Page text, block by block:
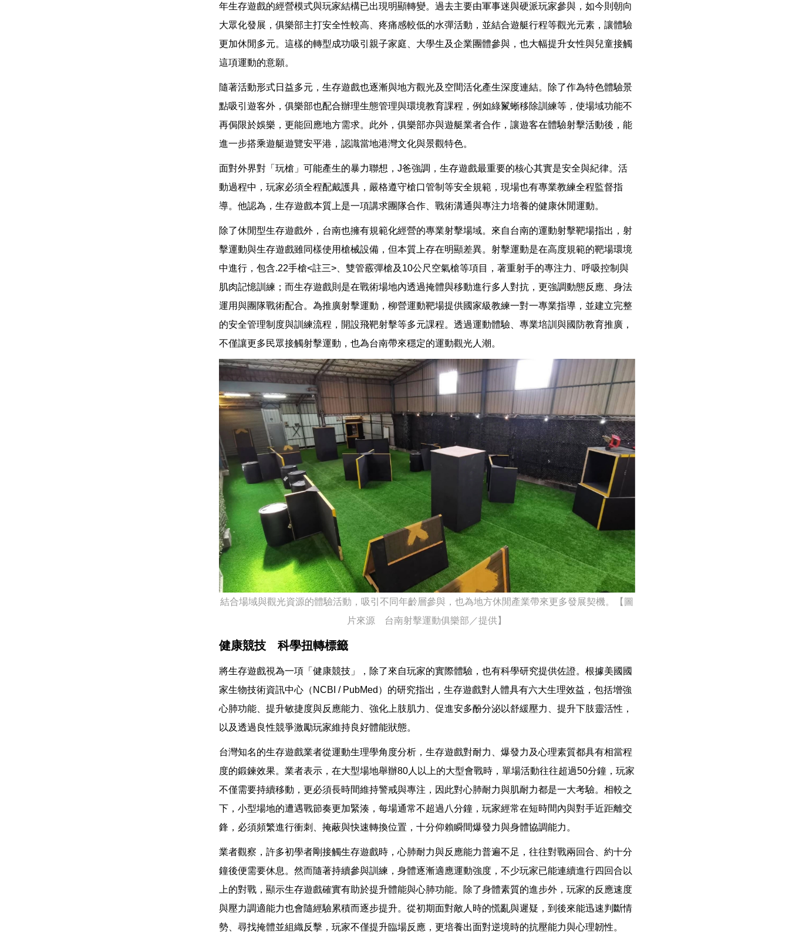
年生存遊戲的經營模式與玩家結構已出現明顯轉變。過去主要由軍事迷與硬派玩家參與，如今則朝向
大眾化發展，俱樂部主打安全性較高、疼痛感較低的水彈活動，並結合遊艇行程等觀光元素，讓體驗
更加休閒多元。這樣的轉型成功吸引親子家庭、大學生及企業團體參與，也大幅提升女性與兒童接觸
這項運動的意願。
隨著活動形式日益多元，生存遊戲也逐漸與地方觀光及空間活化產生深度連結。除了作為特色體驗景
點吸引遊客外，俱樂部也配合辦理生態管理與環境教育課程，例如綠鬣蜥移除訓練等，使場域功能不
再侷限於娛樂，更能回應地方需求。此外，俱樂部亦與遊艇業者合作，讓遊客在體驗射擊活動後，能
進一步搭乘遊艇遊覽安平港，認識當地港灣文化與景觀特色。
面對外界對「玩槍」可能產生的暴力聯想，J爸強調，生存遊戲最重要的核心其實是安全與紀律。活
動過程中，玩家必須全程配戴護具，嚴格遵守槍口管制等安全規範，現場也有專業教練全程監督指
導。他認為，生存遊戲本質上是一項講求團隊合作、戰術溝通與專注力培養的健康休閒運動。
除了休閒型生存遊戲外，台南也擁有規範化經營的專業射擊場域。來自台南的運動射擊靶場指出，射
擊運動與生存遊戲雖同樣使用槍械設備，但本質上存在明顯差異。射擊運動是在高度規範的靶場環境
中進行，包含.22手槍<註三>、雙管霰彈槍及10公尺空氣槍等項目，著重射手的專注力、呼吸控制與
肌肉記憶訓練；而生存遊戲則是在戰術場地內透過掩體與移動進行多人對抗，更強調動態反應、身法
運用與團隊戰術配合。為推廣射擊運動，柳營運動靶場提供國家級教練一對一專業指導，並建立完整
的安全管理制度與訓練流程，開設飛靶射擊等多元課程。透過運動體驗、專業培訓與國防教育推廣，
不僅讓更多民眾接觸射擊運動，也為台南帶來穩定的運動觀光人潮。
結合場域與觀光資源的體驗活動，吸引不同年齡層參與，也為地方休閒產業帶來更多發展契機。【圖
片來源 台南射擊運動俱樂部／提供】
健康競技 科學扭轉標籤
將生存遊戲視為一項「健康競技」，除了來自玩家的實際體驗，也有科學研究提供佐證。根據美國國
家生物技術資訊中心（NCBI / PubMed）的研究指出，生存遊戲對人體具有六大生理效益，包括增強
心肺功能、提升敏捷度與反應能力、強化上肢肌力、促進安多酚分泌以舒緩壓力、提升下肢靈活性，
以及透過良性競爭激勵玩家維持良好體能狀態。
台灣知名的生存遊戲業者從運動生理學角度分析，生存遊戲對耐力、爆發力及心理素質都具有相當程
度的鍛鍊效果。業者表示，在大型場地舉辦80人以上的大型會戰時，單場活動往往超過50分鐘，玩家
不僅需要持續移動，更必須長時間維持警戒與專注，因此對心肺耐力與肌耐力都是一大考驗。相較之
下，小型場地的遭遇戰節奏更加緊湊，每場通常不超過八分鐘，玩家經常在短時間內與對手近距離交
鋒，必須頻繁進行衝刺、掩蔽與快速轉換位置，十分仰賴瞬間爆發力與身體協調能力。
業者觀察，許多初學者剛接觸生存遊戲時，心肺耐力與反應能力普遍不足，往往對戰兩回合、約十分
鐘後便需要休息。然而隨著持續參與訓練，身體逐漸適應運動強度，不少玩家已能連續進行四回合以
上的對戰，顯示生存遊戲確實有助於提升體能與心肺功能。除了身體素質的進步外，玩家的反應速度
與壓力調適能力也會隨經驗累積而逐步提升。從初期面對敵人時的慌亂與遲疑，到後來能迅速判斷情
勢、尋找掩體並組織反擊，玩家不僅提升臨場反應，更培養出面對逆境時的抗壓能力與心理韌性。